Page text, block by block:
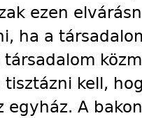
ezen
ha a
tisztázni kell,
A